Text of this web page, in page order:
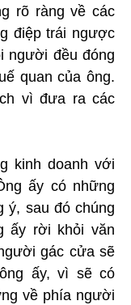
rõ ràng về các
điệp trái ngược
người đều đóng
quan của ông.
vì đưa ra các
kinh doanh với
ấy có những
ý, sau đó chúng
ấy rời khỏi văn
gác cửa sẽ
ấy, vì sẽ có
về phía người